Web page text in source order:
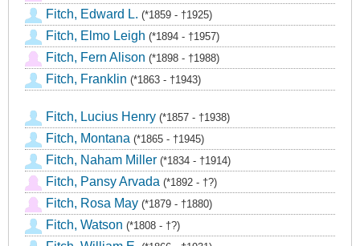
Fitch, Edward L. (*1859 - †1925)
Fitch, Elmo Leigh (*1894 - †1957)
Fitch, Fern Alison (*1898 - †1988)
Fitch, Franklin (*1863 - †1943)
Fitch, Lucius Henry (*1857 - †1938)
Fitch, Montana (*1865 - †1945)
Fitch, Naham Miller (*1834 - †1914)
Fitch, Pansy Arvada (*1892 - †?)
Fitch, Rosa May (*1879 - †1880)
Fitch, Watson (*1808 - †?)